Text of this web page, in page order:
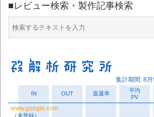
■レビュー検索・製作記事検索